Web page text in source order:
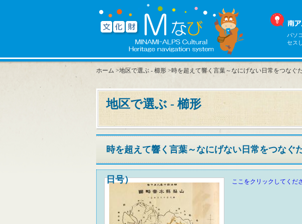
パソ
セス
ホーム >地区で選ぶ - 櫛形 >時を超えて響く言葉～なにげない日常をつなぐ
地区で選ぶ - 櫛形
時を超えて響く言葉～なにげない日常をつなぐ
日号） ここをクリックしてくだ